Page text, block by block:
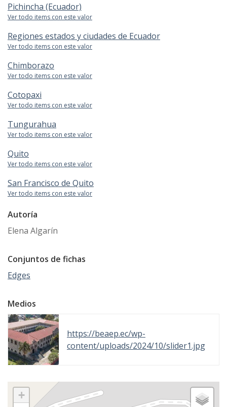
Pichincha (Ecuador)
Ver todo items con este valor
Regiones estados y ciudades de Ecuador
Ver todo items con este valor
Chimborazo
Ver todo items con este valor
Cotopaxi
Ver todo items con este valor
Tungurahua
Ver todo items con este valor
Quito
Ver todo items con este valor
San Francisco de Quito
Ver todo items con este valor
Autoría
Elena Algarín
Conjuntos de fichas
Edges
Medios
https://beaep.ec/wp-
content/uploads/2024/10/slider1.jpg
+